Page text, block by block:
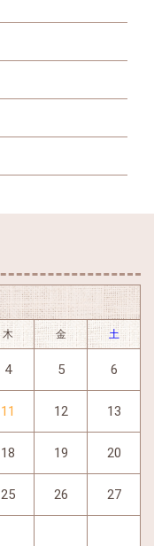
木 金 土
4 5 6
11 12 13
18 19 20
25 26 27